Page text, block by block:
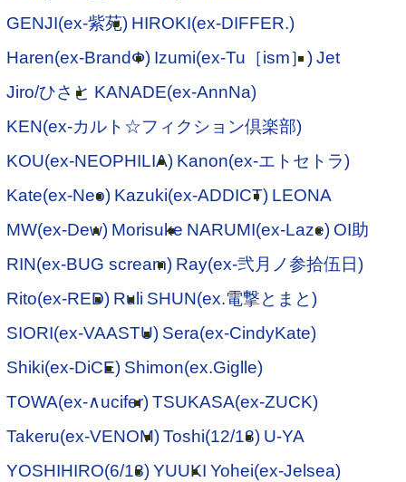
GENJI(ex-紫苑) HIROKI(ex-DIFFER.)
Haren(ex-BrandΦ) Izumi(ex-Tu［ism］)Jet
Jiro/ひさと KANADE(ex-AnnNa)
KEN(ex-カルト☆フィクション倶楽部)
KOU(ex-NEOPHILIA) Kanon(ex-エトセトラ)
Kate(ex-Neo) Kazuki(ex-ADDICT) LEONA
MW(ex-Dew) Morisuke NARUMI(ex-Laze) OI助
RIN(ex-BUG scream) Ray(ex-弐月ノ参拾伍日)
Rito(ex-RED) Ruli SHUN(ex.電撃とまと)
SIORI(ex-VAASTU) Sera(ex-CindyKate)
Shiki(ex-DiCE) Shimon(ex.Giglle)
TOWA(ex-∧ucifer)TSUKASA(ex-ZUCK)
Takeru(ex-VENOM)Toshi(12/18) U-YA
YOSHIHIRO(6/18)YUUKI Yohei(ex-Jelsea)